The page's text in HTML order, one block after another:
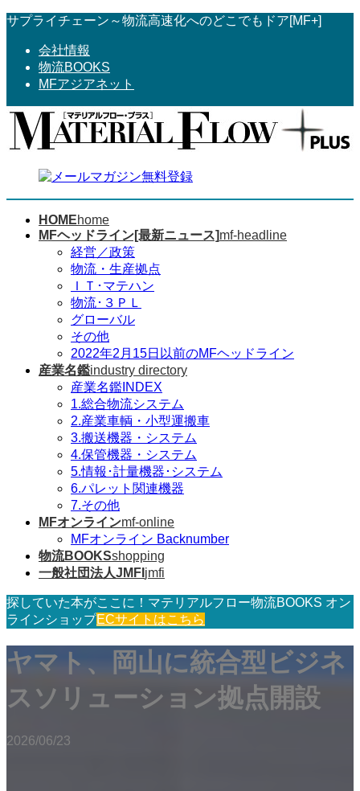
コ
へ
ス
ナ
ョ
ン
サプライチェーン～物流高速化へのどこでもドア[MF+]
会社情報
物流BOOKS
MFアジアネット
HOMEhome
MFヘッドライン[最新ニュース]mf-headline
経営／政策
物流・生産拠点
ＩＴ･マテハン
物流･３ＰＬ
グローバル
その他
2022年2月15日以前のMFヘッドライン
産業名鑑industry directory
産業名鑑INDEX
1.総合物流システム
2.産業車輌・小型運搬車
3.搬送機器・システム
4.保管機器・システム
5.情報･計量機器･システム
6.パレット関連機器
7.その他
MFオンラインmf-online
MFオンライン Backnumber
物流BOOKSshopping
一般社団法人JMFI jmfi
探していた本がここに！マテリアルフロー物流BOOKS オン
ラインショップECサイトはこちら
ヤマト、岡山に統合型ビジネ
スソリューション拠点開設
2026/06/23